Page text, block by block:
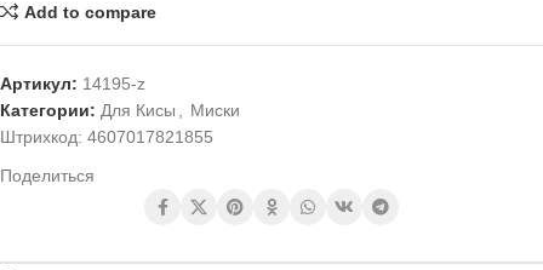
Add to compare
Артикул: 14195-z
Категории: Для Кисы
Миски
Штрихкод: 4607017821855
Поделиться